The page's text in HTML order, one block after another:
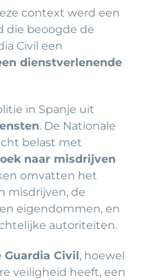
context werd een
die beoogde de
Civil een
dienstverlenende
in Spanje uit
. De Nationale
belast met
naar misdrijven
omvatten het
misdrijven, de
eigendommen, en
autoriteiten.
Guardia Civil , hoewel
veiligheid heeft, een